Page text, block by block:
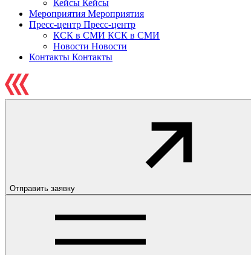
Кейсы Кейсы
Мероприятия Мероприятия
Пресс-центр Пресс-центр
КСК в СМИ КСК в СМИ
Новости Новости
Контакты Контакты
Отправить заявку